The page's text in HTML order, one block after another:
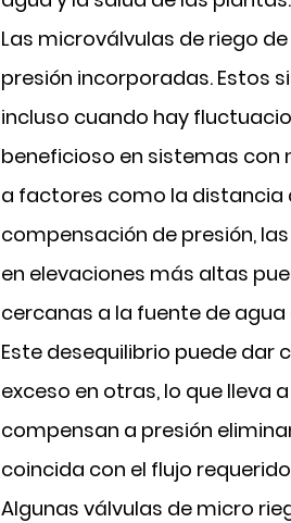
Las microválvulas de riego
presión incorporadas. Estos
incluso cuando hay
beneficioso en sistemas con
a factores como la distancia
compensación de presión,
en elevaciones más altas
cercanas a la fuente de
Este desequilibrio puede dar
exceso en otras, lo que lleva
compensan a presión
coincida con el flujo
Algunas válvulas de micro